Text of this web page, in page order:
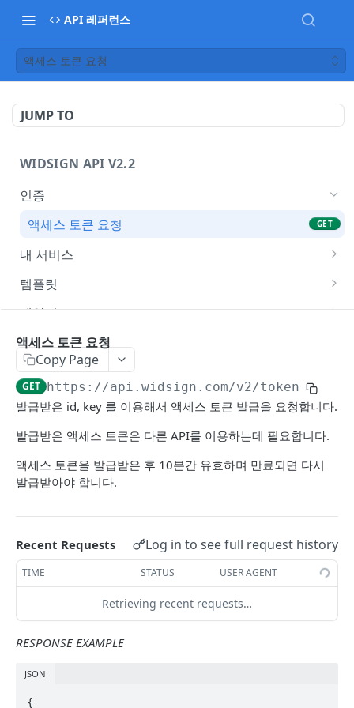
API 레퍼런스
액세스 토큰 요청
JUMP TO
WIDSIGN API V2.2
인증
액세스 토큰 요청
GET
내 서비스
서비스 그룹
서비스 유저
잔여 발송건수
알림 URL 조회
알림 URL 등록 PUT
템플릿
폼 목록
템플릿 상세
템플릿 미리보기
발송전 파일첨부 POST
계약서
계약서 목록
계약서 상세
계약서 작성 내역 GET
계약서 발송 취소
에러코드
Powered by
액세스 토큰 요청
Copy Page
GET https://api.widsign.com/v2/token
발급받은 id, key 를 이용해서 액세스 토큰 발급을 요청합니다.
발급받은 액세스 토큰은 다른 API를 이용하는데 필요합니다.
액세스 토큰을 발급받은 후 10분간 유효하며 만료되면 다시
발급받아야 합니다.
Recent Requests Log in to see full request history
TIME STATUS USER AGENT
Retrieving recent requests…
RESPONSE EXAMPLE
JSON
{